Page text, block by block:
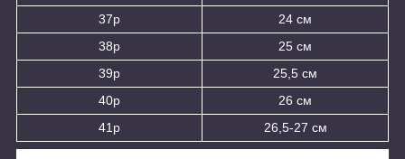
37р
24 см
38р
25 см
39р
25,5 см
40р
26 см
41р
26,5-27 см